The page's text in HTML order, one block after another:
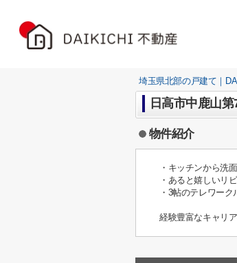
埼玉県北部の戸建て｜
日高市中鹿山
物件紹介
・キッチンから洗
・あると嬉しいリ
・3帖のテレワー
経験豊富なキャリ